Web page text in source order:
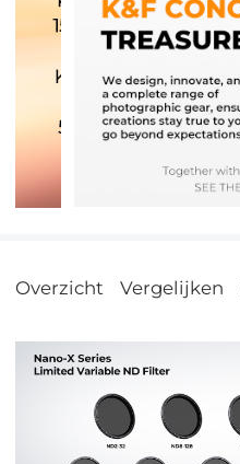
Overzicht Vergelijken